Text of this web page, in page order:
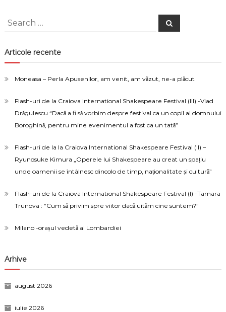
Search
for:
Search
Articole recente
Moneasa – Perla Apusenilor, am venit, am văzut, ne-a plăcut
Flash-uri de la Craiova International Shakespeare Festival (III) -Vlad
Drăgulescu “Dacă a fi să vorbim despre festival ca un copil al domnului
Boroghină, pentru mine evenimentul a fost ca un tată”
Flash-uri de la la Craiova International Shakespeare Festival (II) –
Ryunosuke Kimura „Operele lui Shakespeare au creat un spațiu
unde oamenii se întâlnesc dincolo de timp, naționalitate și cultură”
Flash-uri de la Craiova International Shakespeare Festival (I) -Tamara
Trunova : “Cum să privim spre viitor dacă uităm cine suntem?”
Milano -orașul vedetă al Lombardiei
Arhive
august 2026
iulie 2026